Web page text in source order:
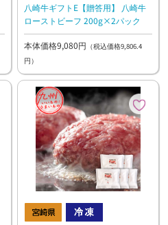
八崎牛ギフトE【贈答用】 八崎牛
ローストビーフ 200g×2パック
本体価格9,080円 （税込価格9,806.4
円）